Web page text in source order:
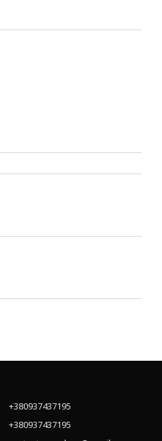
+380937437195
+380937437195